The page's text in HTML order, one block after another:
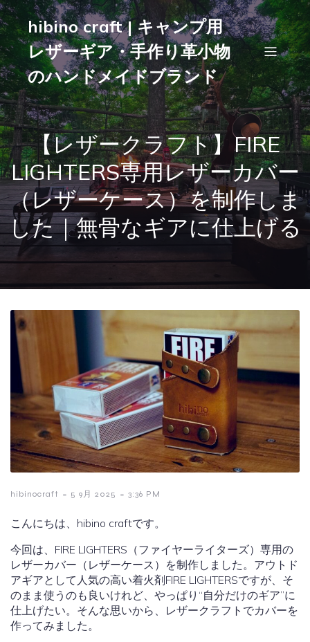
hibino craft | キャンプ用
レザーギア・手作り革小物
のハンドメイドブランド
【レザークラフト】FIRE
LIGHTERS専用レザーカバー
（レザーケース）を制作しま
した｜無骨なギアに仕上げる
hibinocraft - 5 9月 2025 - 3:36 PM
こんにちは、hibino craftです。
今回は、FIRE LIGHTERS（ファイヤーライターズ）専用の
レザーカバー（レザーケース）を制作しました。アウトド
アギアとして人気の高い着火剤FIRE LIGHTERSですが、そ
のまま使うのも良いけれど、やっぱり“自分だけのギア”に
仕上げたい。そんな思いから、レザークラフトでカバーを
作ってみました。